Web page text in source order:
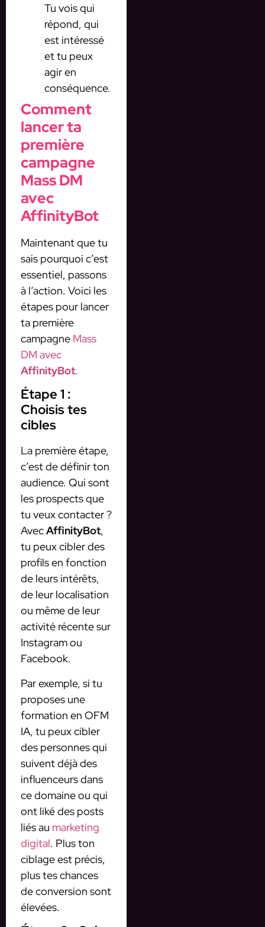
Tu vois qui
répond, qui
est intéressé
et tu peux
agir en
conséquence.
Comment
lancer ta
première
campagne
Mass DM
avec
AffinityBot
Maintenant que tu
sais pourquoi c’est
essentiel, passons
à l’action. Voici les
étapes pour lancer
ta première
campagne Mass
DM avec
AffinityBot.
Étape 1 :
Choisis tes
cibles
La première étape,
c’est de définir ton
audience. Qui sont
les prospects que
tu veux contacter ?
AvecAffinityBot,
tu peux cibler des
profils en fonction
de leurs intérêts,
de leur localisation
ou même de leur
activité récente sur
Instagram ou
Facebook.
Par exemple, si tu
proposes une
formation en OFM
IA, tu peux cibler
des personnes qui
suivent déjà des
influenceurs dans
ce domaine ou qui
ont liké des posts
liés au marketing
digital. Plus ton
ciblage est précis,
plus tes chances
de conversion sont
élevées.